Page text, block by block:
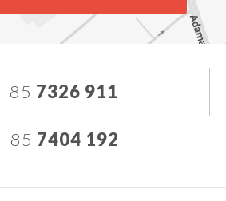
85 7326 911
85 7404 192